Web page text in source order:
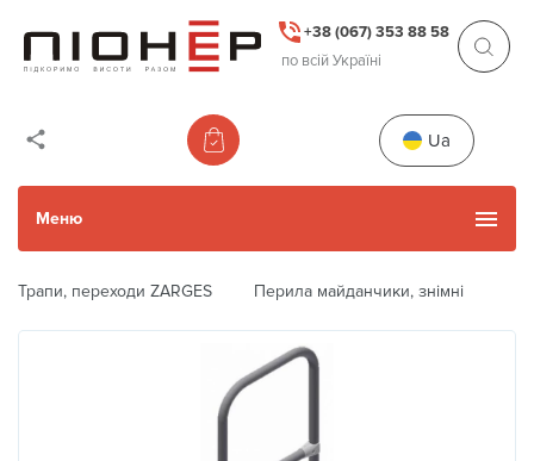
+38 (067) 353 88 58
по всій Україні
Ua
Меню
Уживані товари
Трапи, переходи ZARGES Перила майданчики, знімні